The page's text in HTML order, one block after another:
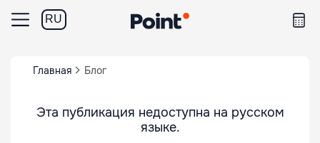
RU
Главная Блог
Эта публикация недоступна на русском
языке.